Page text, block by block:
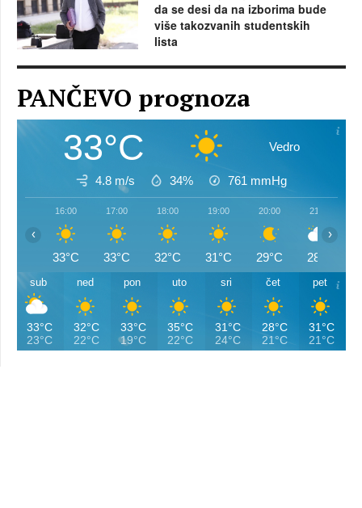
da se desi da na izborima bude
više takozvanih studentskih
lista
PANČEVO prognoza
33°C Vedro
4.8 m/s 34% 761 mmHg
16:00
33°C
17:00
33°C
18:00
32°C
19:00
31°C
20:00
29°C
21:00
28°C
‹ ›
sub
33°C
23°C
ned
32°C
22°C
pon
33°C
19°C
uto
35°C
22°C
sri
31°C
24°C
čet
28°C
21°C
pet
31°C
21°C